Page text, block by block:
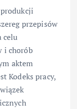
przepisów
celu
i chorób
aktem
Kodeks pracy,